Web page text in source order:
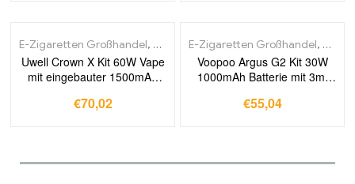
E-Zigaretten Großhandel, Pod-Systeme
Uwell Crown X Kit 60W Vape
mit eingebauter 1500mAh
0.3/0,6 Ohm elektronischer
€70,02
E-Zigaretten Großhandel, Pod-
Voopoo Argus G2 Kit 30W
1000mAh Batterie mit 3ml
0.4/0,7 Ohm elektronische
€55,04